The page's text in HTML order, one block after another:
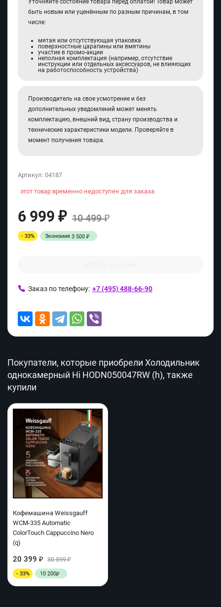
Уточняйте состояние товара перед оплатой! Товар может
быть новым или уценённым по разным причинам, в том
числе:
мятая или отсутствующая упаковка
поверхностные царапины или вмятины
участие в промо-акции
неполная комплектация (например, отсутствие
инструкции или отдельных аксессуаров, не влияющих
на работоспособность устройства)
Производитель на свое усмотрение и без
дополнительных уведомлений может менять
комплектацию, внешний вид, страну производства и
технические характеристики модели. Проверяйте в
момент получения товара.
Артикул: 04187
этот товар временно недоступен для заказа
6 999 ₽ 10 499₽
- 33% Экономия 3 500 ₽
Заказ по телефону: +7 (495) 488-66-90
Покупатели, которые приобрели Холодильник
однокамерный Hi HODN050047RW (h), также
купили
Кофемашина Weissgauff
WCM-335 Automatic
ColorTouch Cappuccino Nero
(q)
20 399 ₽ 30 599₽
- 33% 10 200₽